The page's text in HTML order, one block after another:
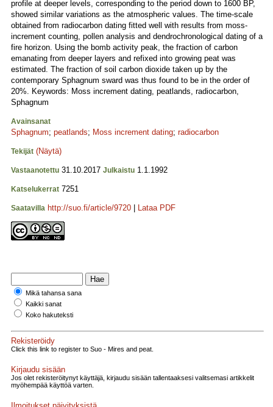
profile at deeper levels, corresponding to the period down to 1600 BP,
showed similar variations as the atmospheric values. The time-scale
obtained from radiocarbon dating fitted well with results from moss-
increment counting, pollen analysis and dendrochronological dating of a
fire horizon. Using the bomb activity peak, the fraction of carbon
emanating from deeper layers and refixed into growing peat was
estimated. The fraction of soil carbon dioxide taken up by the
contemporary Sphagnum sward was thus found to be in the order of
20%. Keywords: Moss increment dating, peatlands, radiocarbon,
Sphagnum
Avainsanat
Sphagnum; peatlands; Moss increment dating; radiocarbon
Tekijät (Näytä)
Vastaanotettu 31.10.2017 Julkaistu 1.1.1992
Katselukerrat 7251
Saatavilla http://suo.fi/article/9720 Lataa PDF
Mikä tahansa sana
Kaikki sanat
Koko hakuteksti
Rekisteröidy
Click this link to register to Suo - Mires and peat.
Kirjaudu sisään
Jos olet rekisteröitynyt käyttäjä, kirjaudu sisään tallentaaksesi valitsemasi artikkelit
myöhempää käyttöä varten.
Ilmoitukset päivityksistä